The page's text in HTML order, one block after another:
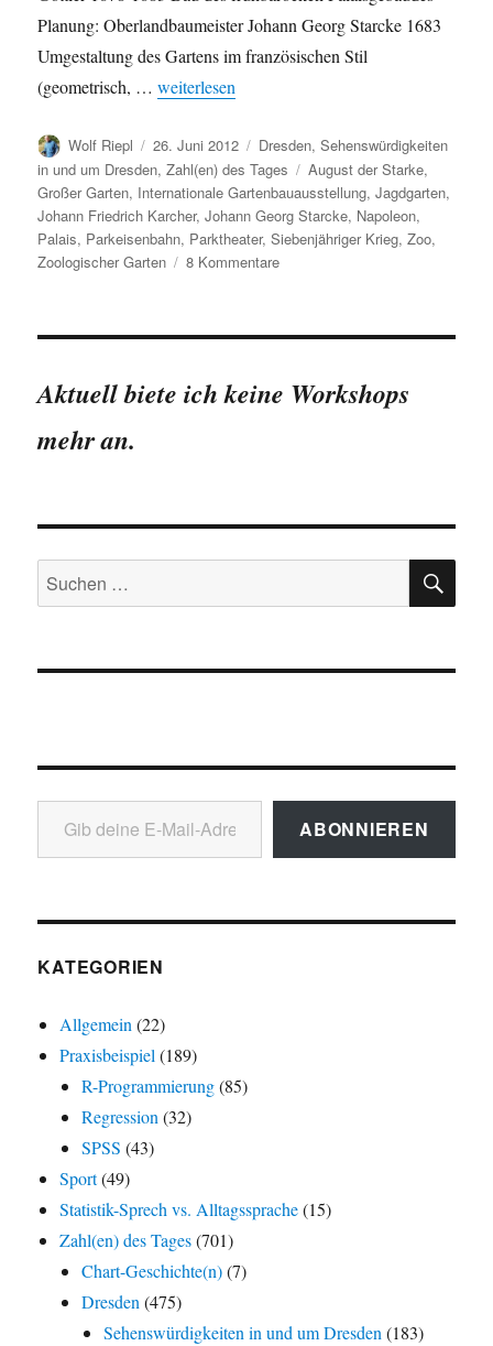
Planung: Oberlandbaumeister Johann Georg Starcke 1683
Umgestaltung des Gartens im französischen Stil
(geometrisch, …„Der Große Garten in Zahlen“
weiterlesen
Autor
Wolf Riepl
Veröffentlicht
am
26. Juni 2012 Kategorien
Dresden,Sehenswürdigkeiten
in und um Dresden,Zahl(en) des Tages Schlagwörter
August der Starke,
Großer Garten, Internationale Gartenbauausstellung,Jagdgarten,
Johann Friedrich Karcher,Johann Georg Starcke, Napoleon,
Palais, Parkeisenbahn, Parktheater,Siebenjähriger Krieg,Zoo,
Zoologischer Garten
8 Kommentarezu
Garten
Aktuell biete ich keine Workshops
mehr an.
Suchen
nach:
Gib deine E-Mail-Adresse ein ...
ABONNIEREN
KATEGORIEN
Allgemein(22)
Praxisbeispiel(189)
R-Programmierung(85)
Regression(32)
SPSS (43)
Sport(49)
Statistik-Sprech vs. Alltagssprache(15)
Zahl(en) des Tages(701)
Chart-Geschichte(n)(7)
Dresden(475)
Sehenswürdigkeiten in und um Dresden(183)